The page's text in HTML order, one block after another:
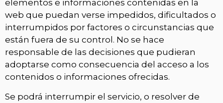
elementos e informaciones contenidas en la
web que puedan verse impedidos, dificultados o
interrumpidos por factores o circunstancias que
están fuera de su control. No se hace
responsable de las decisiones que pudieran
adoptarse como consecuencia del acceso a los
contenidos o informaciones ofrecidas.
Se podrá interrumpir el servicio, o resolver de